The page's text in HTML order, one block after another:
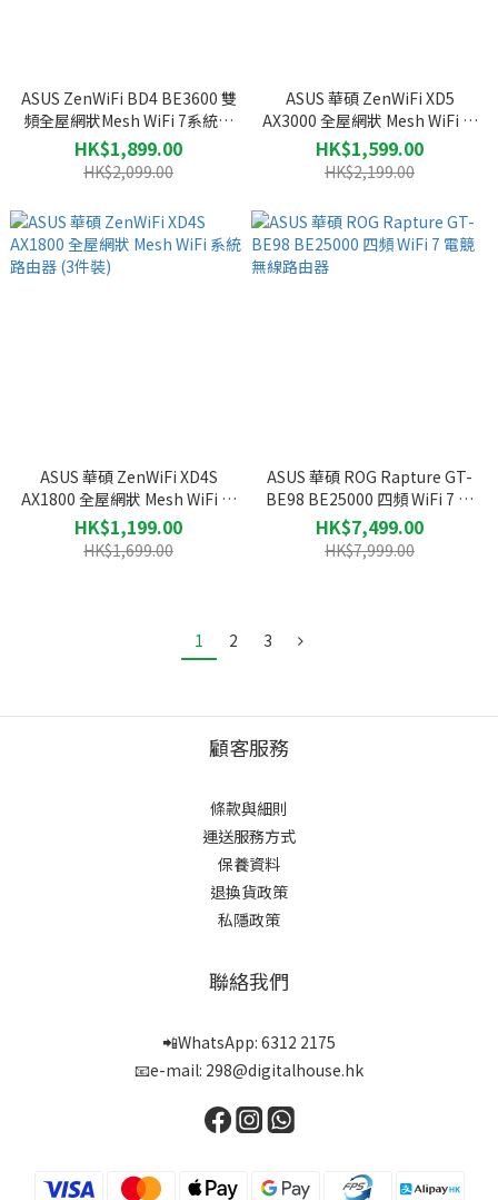
ASUS ZenWiFi BD4 BE3600 雙
頻全屋網狀Mesh WiFi 7系統路
由器 (2件裝)
HK$1,899.00
HK$2,099.00
ASUS 華碩 ZenWiFi XD5
AX3000 全屋網狀 Mesh WiFi 系
統路由器 (3件裝)
HK$1,599.00
HK$2,199.00
ASUS 華碩 ZenWiFi XD4S
AX1800 全屋網狀 Mesh WiFi 系
統路由器 (3件裝)
HK$1,199.00
HK$1,699.00
ASUS 華碩 ROG Rapture GT-
BE98 BE25000 四頻 WiFi 7 電
競無線路由器
HK$7,499.00
HK$7,999.00
1 2 3
顧客服務
條款與細則
運送服務方式
保養資料
退換貨政策
私隱政策
聯絡我們
📲WhatsApp: 6312 2175
📧e-mail: 298@digitalhouse.hk